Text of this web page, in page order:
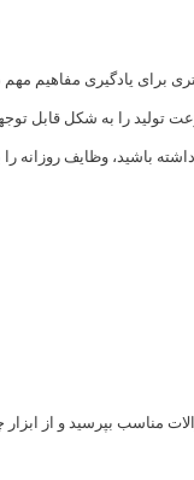
برای یادگیری مفاهیم مهم
تولید را به شکل قابل
باشید، وظایف روزانه